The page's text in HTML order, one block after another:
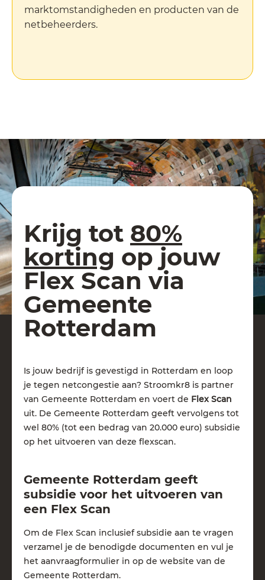
marktomstandigheden en producten van de
netbeheerders.
Krijg tot 80%
korting op jouw
Flex Scan via
Gemeente
Rotterdam
Is jouw bedrijf is gevestigd in Rotterdam en loop
je tegen netcongestie aan? Stroomkr8 is partner
van Gemeente Rotterdam en voert de Flex Scan
uit. De Gemeente Rotterdam geeft vervolgens tot
wel 80% (tot een bedrag van 20.000 euro) subsidie
op het uitvoeren van deze flexscan.
Gemeente Rotterdam geeft
subsidie voor het uitvoeren van
een Flex Scan
Om de Flex Scan inclusief subsidie aan te vragen
verzamel je de benodigde documenten en vul je
het aanvraagformulier in op de website van de
Gemeente Rotterdam.